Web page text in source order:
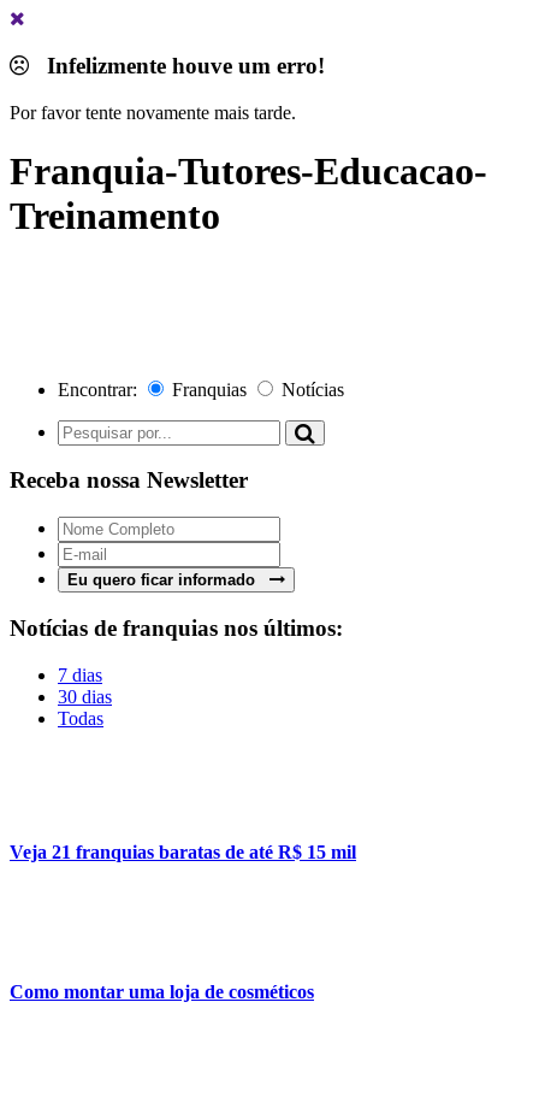
Infelizmente houve um erro!
Por favor tente novamente mais tarde.
Franquia-Tutores-Educacao-
Treinamento
Encontrar: Franquias Notícias
Receba nossa Newsletter
Eu quero ficar informado
Notícias de franquias nos últimos:
7 dias
30 dias
Todas
Veja 21 franquias baratas de até R$ 15 mil
Como montar uma loja de cosméticos